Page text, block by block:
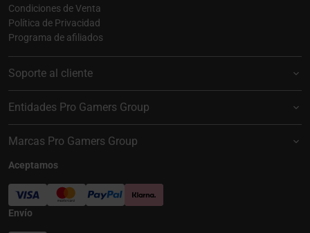
Condiciones de Venta
Política de Privacidad
Programa de afiliados
Soporte al cliente
Entidades Pro Gamers Group
Marcas Pro Gamers Group
Aceptamos
Envío